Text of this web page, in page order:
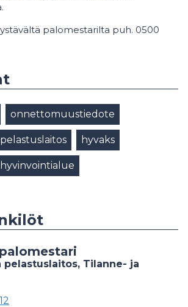
palomestarilta puh. 0500
onnettomuustiedote
hyvaks
pelastuslaitos, Tilanne- ja